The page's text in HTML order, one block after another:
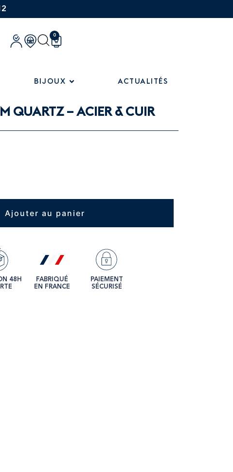
0
BIJOUX ACTUALITÉS
QUARTZ – ACIER & CUIR
Ajouter au panier
48H
FABRIQUÉ
EN FRANCE
PAIEMENT
SÉCURISÉ